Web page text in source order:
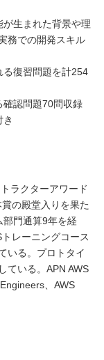
生まれた背景や理
務での開発スキル
る復習問題を計254
確認問題70問収録
ラクターアワード
の殿堂入りを果た
部門通算9年を経
レーニングコース
いる。プロトタイ
ている。APN AWS
、AWS